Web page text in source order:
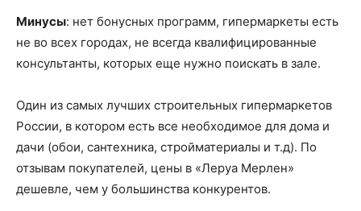
Минусы: нет бонусных программ, гипермаркеты есть
не во всех городах, не всегда квалифицированные
консультанты, которых еще нужно поискать в зале.
Один из самых лучших строительных гипермаркетов
России, в котором есть все необходимое для дома и
дачи (обои, сантехника, стройматериалы и т.д). По
отзывам покупателей, цены в «Леруа Мерлен»
дешевле, чем у большинства конкурентов.